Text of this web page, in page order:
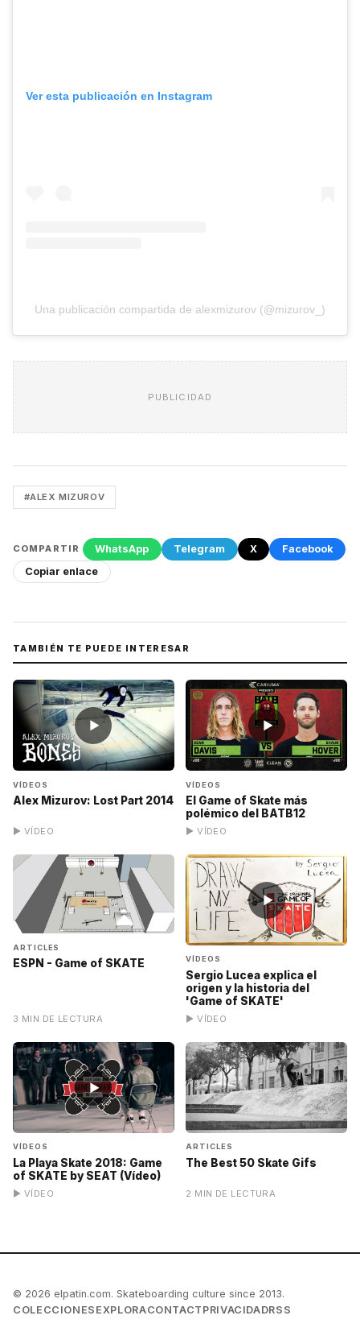
Ver esta publicación en Instagram
Una publicación compartida de alexmizurov (@mizurov_)
PUBLICIDAD
#ALEX MIZUROV
COMPARTIR WhatsApp Telegram X
Facebook
Copiar enlace
TAMBIÉN TE PUEDE INTERESAR
▶
VÍDEOS
Alex Mizurov: Lost Part 2014
▶ VÍDEO
▶
VÍDEOS
El Game of Skate más
polémico del BATB12
▶ VÍDEO
ARTICLES
ESPN - Game of SKATE
3 MIN DE LECTURA
▶
VÍDEOS
Sergio Lucea explica el
origen y la historia del
'Game of SKATE'
▶ VÍDEO
▶
VÍDEOS
La Playa Skate 2018: Game
of SKATE by SEAT (Vídeo)
▶ VÍDEO
ARTICLES
The Best 50 Skate Gifs
2 MIN DE LECTURA
© 2026 elpatin.com. Skateboarding culture since 2013.
COLECCIONES EXPLORACONTACT PRIVACIDADRSS